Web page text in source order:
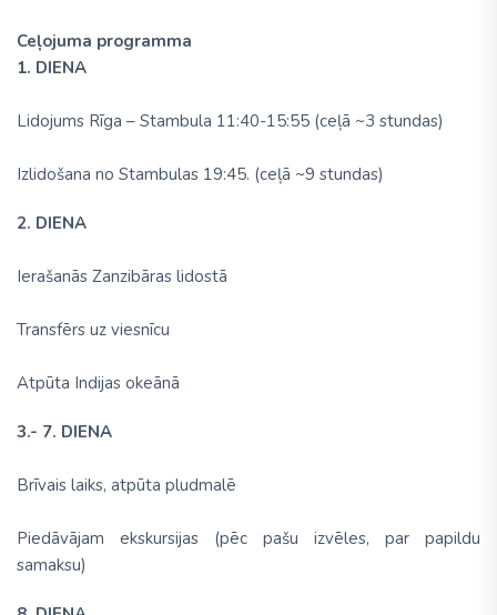
Ceļojuma programma
1. DIENA
Lidojums Rīga – Stambula 11:40-15:55 (ceļā ~3 stundas)
Izlidošana no Stambulas 19:45. (ceļā ~9 stundas)
2. DIENA
Ierašanās Zanzibāras lidostā
Transfērs uz viesnīcu
Atpūta Indijas okeānā
3.- 7. DIENA
Brīvais laiks, atpūta pludmalē
Piedāvājam ekskursijas (pēc pašu izvēles, par papildu
samaksu)